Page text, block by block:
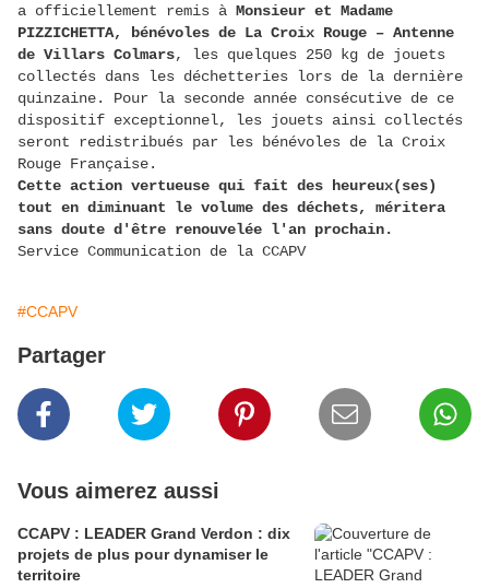
a officiellement remis à Monsieur et Madame
PIZZICHETTA, bénévoles de La Croix Rouge – Antenne
de Villars Colmars, les quelques 250 kg de jouets
collectés dans les déchetteries lors de la dernière
quinzaine. Pour la seconde année consécutive de ce
dispositif exceptionnel, les jouets ainsi collectés
seront redistribués par les bénévoles de la Croix
Rouge Française.
Cette action vertueuse qui fait des heureux(ses)
tout en diminuant le volume des déchets, méritera
sans doute d'être renouvelée l'an prochain.
Service Communication de la CCAPV
#CCAPV
Partager
Vous aimerez aussi
CCAPV : LEADER Grand Verdon : dix
projets de plus pour dynamiser le
territoire